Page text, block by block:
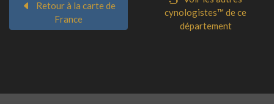
Retour à la carte de
France
cynologistes™ de ce
département